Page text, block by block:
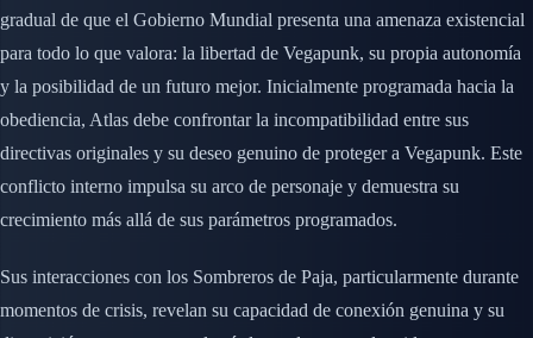
gradual de que el Gobierno Mundial presenta una amenaza existencial
para todo lo que valora: la libertad de Vegapunk, su propia autonomía
y la posibilidad de un futuro mejor. Inicialmente programada hacia la
obediencia, Atlas debe confrontar la incompatibilidad entre sus
directivas originales y su deseo genuino de proteger a Vegapunk. Este
conflicto interno impulsa su arco de personaje y demuestra su
crecimiento más allá de sus parámetros programados.
Sus interacciones con los Sombreros de Paja, particularmente durante
momentos de crisis, revelan su capacidad de conexión genuina y su